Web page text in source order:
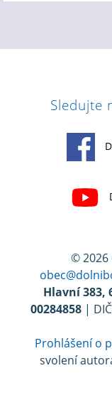
Sledujte
© 2026
Hlavní 383,
00284858 |
Prohlášení o
svolení